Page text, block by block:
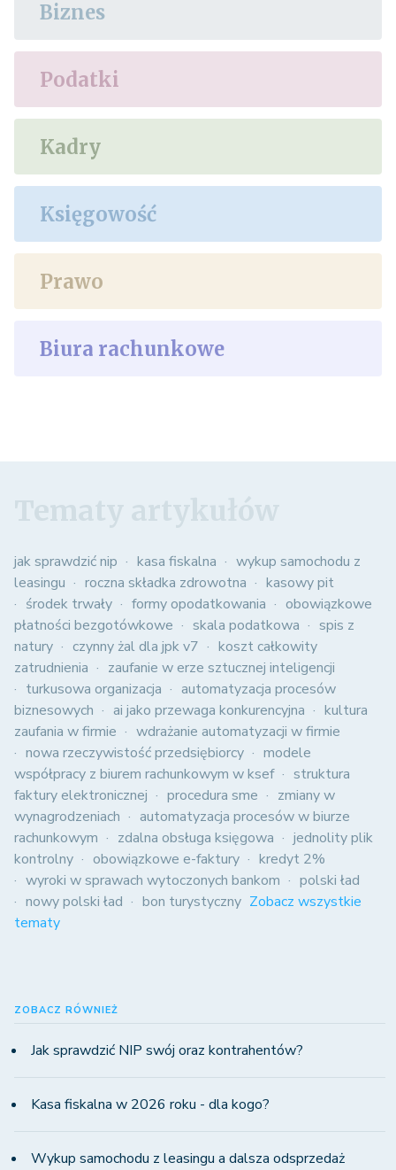
Biznes
Podatki
Kadry
Księgowość
Prawo
Biura rachunkowe
jak sprawdzić nip kasa fiskalna
wykup samochodu z
leasingu
roczna składka zdrowotna
kasowy pit
środek trwały
formy opodatkowania
obowiązkowe
płatności bezgotówkowe
skala podatkowa
spis z
natury
czynny żal dla jpk v7
koszt całkowity
zatrudnienia
zaufanie w erze sztucznej inteligencji
turkusowa organizacja
automatyzacja procesów
biznesowych
ai jako przewaga konkurencyjna
kultura
zaufania w firmie
wdrażanie automatyzacji w firmie
nowa rzeczywistość przedsiębiorcy
modele
współpracy z biurem rachunkowym w ksef
struktura
faktury elektronicznej
procedura sme
zmiany w
wynagrodzeniach
automatyzacja procesów w biurze
rachunkowym
zdalna obsługa księgowa
jednolity plik
kontrolny
obowiązkowe e-faktury
kredyt 2%
wyroki w sprawach wytoczonych bankom
polski ład
nowy polski ład
bon turystyczny Zobacz wszystkie
tematy
ZOBACZ RÓWNIEŻ
Jak sprawdzić NIP swój oraz kontrahentów?
Kasa fiskalna w 2026 roku - dla kogo?
Wykup samochodu z leasingu a dalsza odsprzedaż